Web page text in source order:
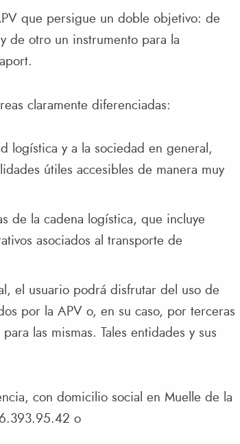
que persigue un doble objetivo: de
de otro un instrumento para la
claramente diferenciadas:
logística y a la sociedad en general,
útiles accesibles de manera muy
de la cadena logística, que incluye
asociados al transporte de
el usuario podrá disfrutar del uso de
por la APV o, en su caso, por terceras
las mismas. Tales entidades y sus
con domicilio social en Muelle de la
o